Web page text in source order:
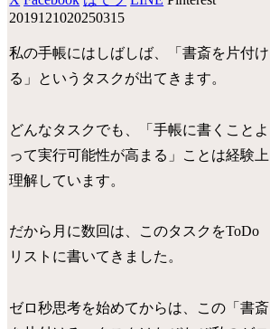
2019121020250315
私の手帳にはしばしば、「書斎を片付け
る」というタスクが出てきます。
どんなタスクでも、「手帳に書くことよ
って実行可能性が高まる」ことは経験上
理解しています。
だから月に数回は、このタスクをToDo
リストに書いてきました。
ゼロ秒思考を始めてからは、この「書斎